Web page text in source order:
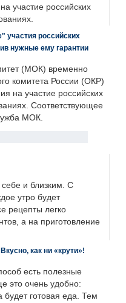
участие российских
участия российских
нужные ему гарантии
(МОК) временно
комитета России (ОКР)
на участие российских
Соответствующее
МОК.
и близким. С
утро будет
рецепты легко
а на приготовление
как ни «крути»!
есть полезные
это очень удобно:
будет готовая еда. Тем